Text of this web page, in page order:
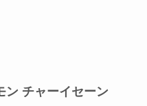
ン チャーイセーン